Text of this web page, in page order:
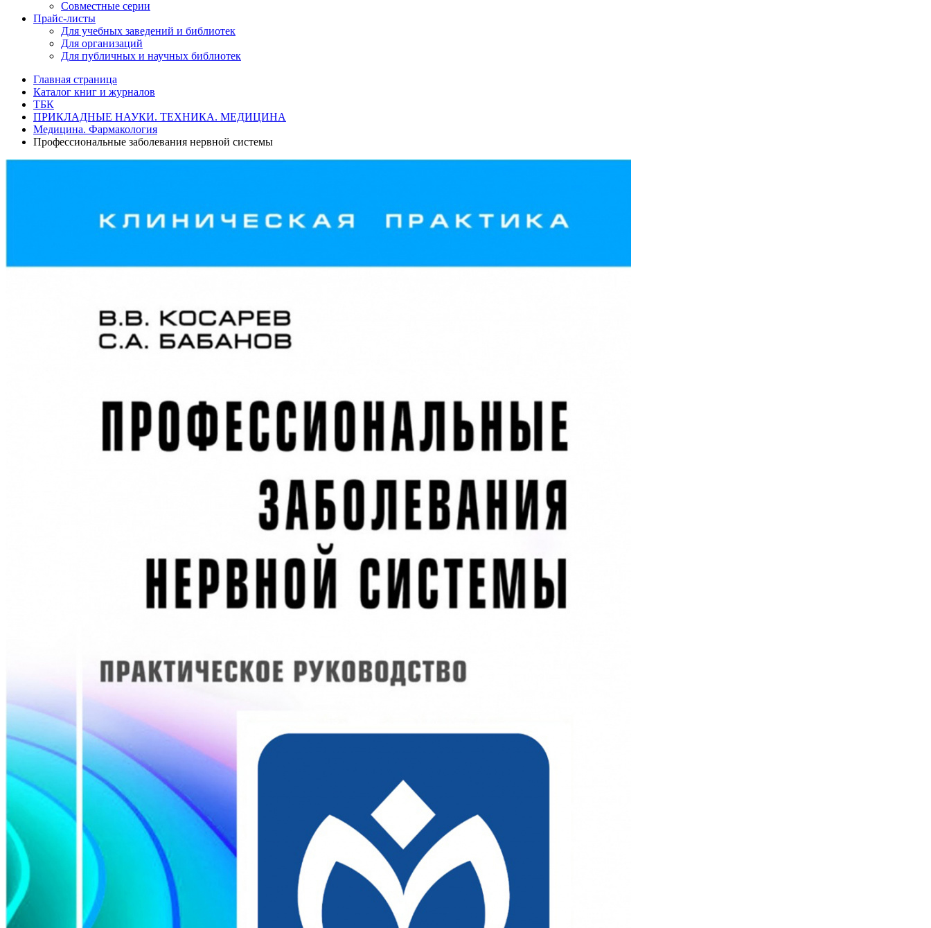
Совместные серии
Прайс-листы
Для учебных заведений и библиотек
Для организаций
Для публичных и научных библиотек
Главная страница
Каталог книг и журналов
ТБК
ПРИКЛАДНЫЕ НАУКИ. ТЕХНИКА. МЕДИЦИНА
Медицина. Фармакология
Профессиональные заболевания нервной системы